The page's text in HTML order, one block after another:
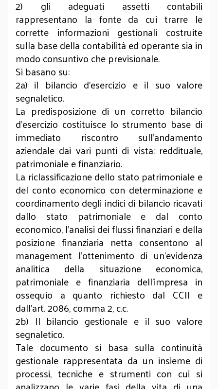
2) gli adeguati assetti contabili
rappresentano la fonte da cui trarre le
corrette informazioni gestionali costruite
sulla base della contabilità ed operante sia in
modo consuntivo che previsionale.
Si basano su:
2a) il bilancio d’esercizio e il suo valore
segnaletico.
La predisposizione di un corretto bilancio
d’esercizio costituisce lo strumento base di
immediato riscontro sull’andamento
aziendale dai vari punti di vista: reddituale,
patrimoniale e finanziario.
La riclassificazione dello stato patrimoniale e
del conto economico con determinazione e
coordinamento degli indici di bilancio ricavati
dallo stato patrimoniale e dal conto
economico, l’analisi dei flussi finanziari e della
posizione finanziaria netta consentono al
management l’ottenimento di un’evidenza
analitica della situazione economica,
patrimoniale e finanziaria dell’impresa in
ossequio a quanto richiesto dal CCII e
dall’art. 2086, comma 2, c.c.
2b) Il bilancio gestionale e il suo valore
segnaletico.
Tale documento si basa sulla continuità
gestionale rappresentata da un insieme di
processi, tecniche e strumenti con cui si